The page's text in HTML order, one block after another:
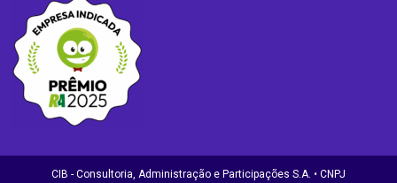
CIB - Consultoria, Administração e Participações S.A. • CNPJ